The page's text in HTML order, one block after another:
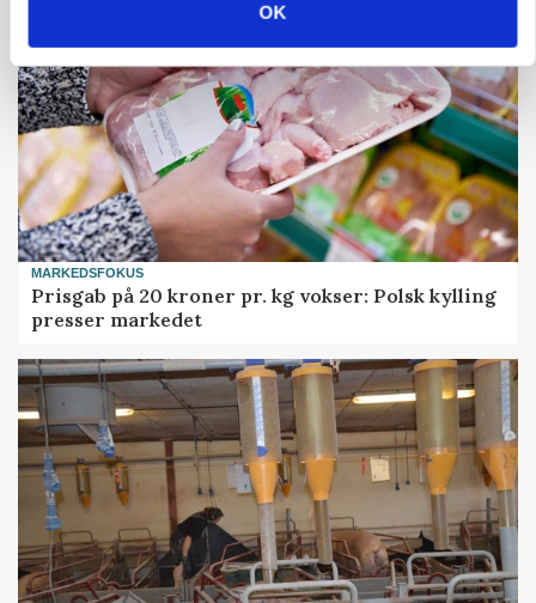
OK
MARKEDSFOKUS
Prisgab på 20 kroner pr. kg vokser: Polsk kylling
presser markedet